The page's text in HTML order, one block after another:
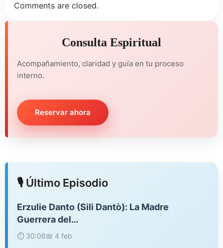
Comments are closed.
Consulta Espiritual
Acompañamiento, claridad y guía en tu proceso
interno.
Reservar ahora
🎙️ Último Episodio
Erzulie Danto (Sili Dantò): La Madre
Guerrera del…
⏱️ 30:06📅 4 feb